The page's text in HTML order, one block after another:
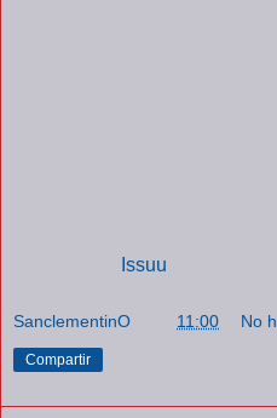
Issuu
SanclementinO 11:00 No
Compartir